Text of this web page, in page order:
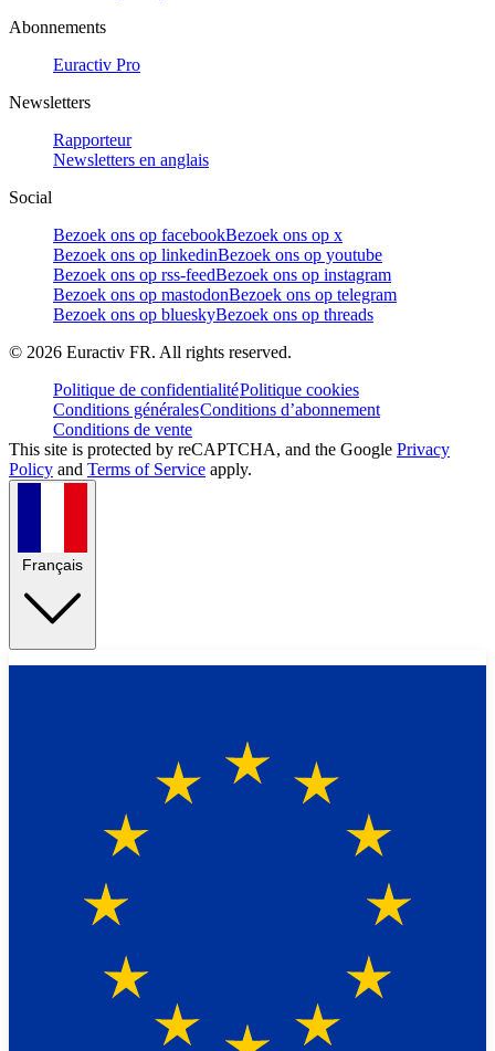
Abonnements
Euractiv Pro
Newsletters
Rapporteur
Newsletters en anglais
Social
Bezoek ons op facebookBezoek ons op x
Bezoek ons op linkedinBezoek ons op youtube
Bezoek ons op rss-feedBezoek ons op instagram
Bezoek ons op mastodonBezoek ons op telegram
Bezoek ons op blueskyBezoek ons op threads
© 2026 Euractiv FR. All rights reserved.
Politique de confidentialitéPolitique cookies
Conditions généralesConditions d’abonnement
Conditions de vente
This site is protected by reCAPTCHA, and the Google Privacy
Policy and Terms of Service apply.
Français